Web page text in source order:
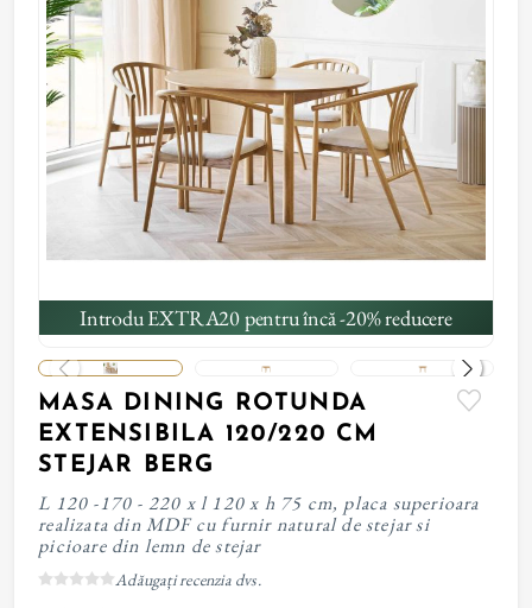
Introdu EXTRA20 pentru încă -20% reducere
MASA DINING ROTUNDA
EXTENSIBILA 120/220 CM
STEJAR BERG
L 120 -170 - 220 x l 120 x h 75 cm, placa superioara
realizata din MDF cu furnir natural de stejar si
picioare din lemn de stejar
Adăugați recenzia dvs.